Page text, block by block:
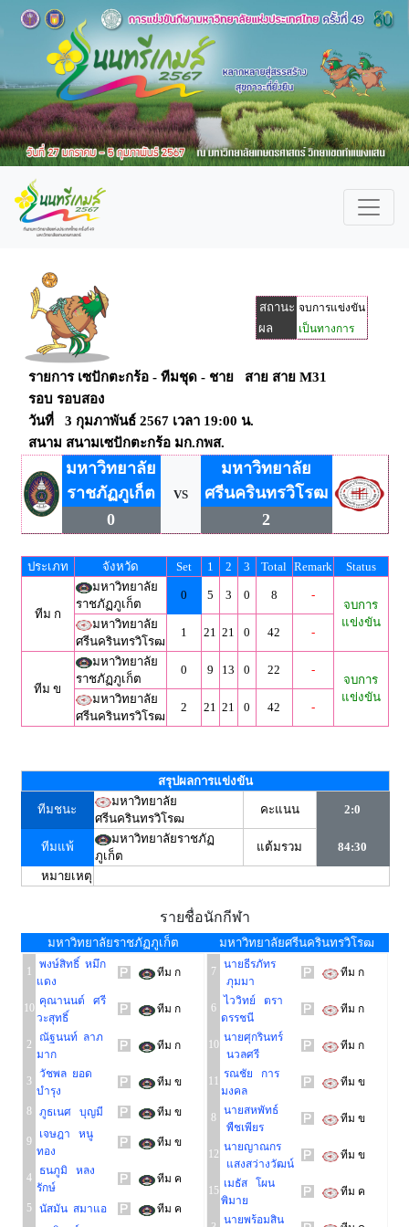
สถานะ จบการแข่งขัน
ผล เป็นทางการ
รายการ เซปักตะกร้อ - ทีมชุด - ชาย สาย สาย M31
รอบ รอบสอง
วันที่ 3 กุมภาพันธ์ 2567 เวลา 19:00 น.
สนาม สนามเซปักตะกร้อ มก.กพส.
มหาวิทยาลัย
ราชภัฏภูเก็ต
VS
มหาวิทยาลัย
ศรีนครินทรวิโรฒ
0
2
ประเภท จังหวัด Set 1 2 3 Total Remark Status
ทีม ก
มหาวิทยาลัย
ราชภัฏภูเก็ต
0 5 3 0 8 -
จบการ
แข่งขัน
มหาวิทยาลัย
ศรีนครินทรวิโรฒ
1 21 21 0 42 -
ทีม ข
มหาวิทยาลัย
ราชภัฏภูเก็ต
0 9 13 0 22 -
จบการ
แข่งขัน
มหาวิทยาลัย
ศรีนครินทรวิโรฒ
2 21 21 0 42 -
สรุปผลการแข่งขัน
ทีมชนะ
มหาวิทยาลัย
ศรีนครินทรวิโรฒ
คะแนน 2:0
ทีมแพ้
มหาวิทยาลัยราชภัฏ
ภูเก็ต
แต้มรวม 84:30
หมายเหตุ
รายชื่อนักกีฬา
มหาวิทยาลัยราชภัฏภูเก็ต มหาวิทยาลัยศรีนครินทรวิโรฒ
1
พงษ์สิทธิ์ หมึก
แดง
ทีม ก
10
คุณานนต์ ศรี
วะสุทธิ์
ทีม ก
2
ณัฐนนท์ ลาภ
มาก
ทีม ก
3
วัชพล ยอด
บำรุง
ทีม ข
8 ภูธเนศ บุญมี ทีม ข
9
เจษฎา หนู
ทอง
ทีม ข
4
ธนภูมิ หลง
รักษ์
ทีม ค
5 นัสมัน สมาแอ
ทีม ค
7
นายธีรภัทร
ภุมมา
ทีม ก
6
ไววิทย์ ตรา
ดรรชนี
ทีม ก
10
นายศุกรินทร์
นวลศรี
ทีม ก
11
รณชัย การ
มงคล
ทีม ข
8
นายสหพัทธ์
พืชเพียร
ทีม ข
12
นายญาณกร
แสงสว่างวัฒน์
ทีม ข
15
เมธัส โผน
พิมาย
ทีม ค
นายพร้อมสิน